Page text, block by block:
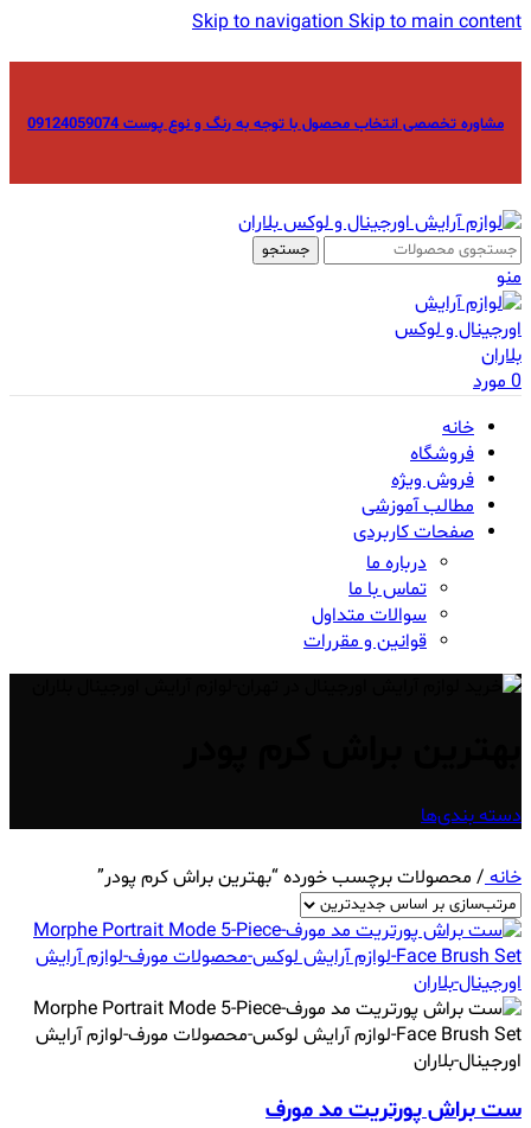
Skip to navigationSkip to main content
مشاوره تخصصی انتخاب محصول با توجه به رنگ و نوع پوست 09124059074
جستجو
منو
0مورد
خانه
فروشگاه
فروش ویژه
مطالب آموزشی
صفحات کاربردی
درباره ما
تماس با ما
سوالات متداول
قوانین و مقررات
دسته بندی‌ها
خانه/ محصولات برچسب خورده “بهترین براش کرم پودر”
ست براش پورتریت مد مورف